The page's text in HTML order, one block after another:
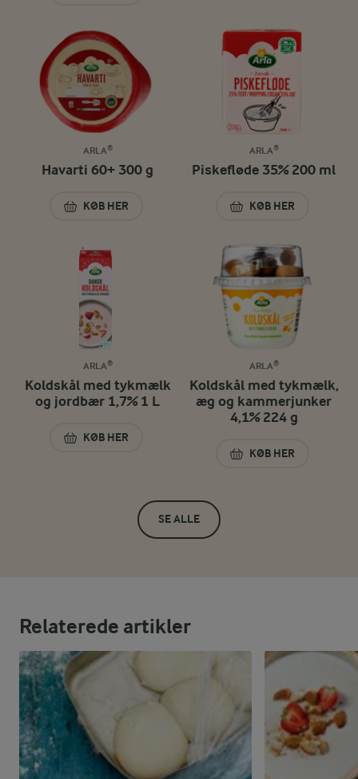
ARLA®
Havarti 60+ 300 g
KØB HER
HAVARTI 60+ 300 G
ARLA®
Piskefløde 35% 200 ml
KØB HER
PISKEFLØDE 35%
ARLA®
Koldskål med tykmælk
og jordbær 1,7% 1 L
KØB HER
KOLDSKÅL MED TYKMÆLK OG JORDBÆR 1,7% 1 L
ARLA®
Koldskål med tykmælk,
æg og kammerjunker
4,1% 224 g
KØB HER
KOLDSKÅL MED
SE ALLE
Relaterede artikler